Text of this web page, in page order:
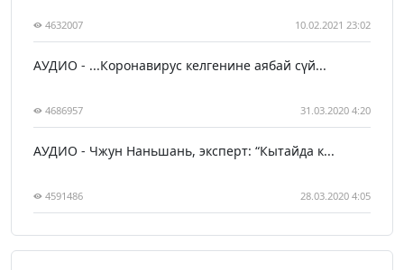
4632007 10.02.2021 23:02
АУДИО - ...Коронавирус келгенине аябай сүй...
4686957 31.03.2020 4:20
АУДИО - Чжун Наньшань, эксперт: “Кытайда к...
4591486 28.03.2020 4:05